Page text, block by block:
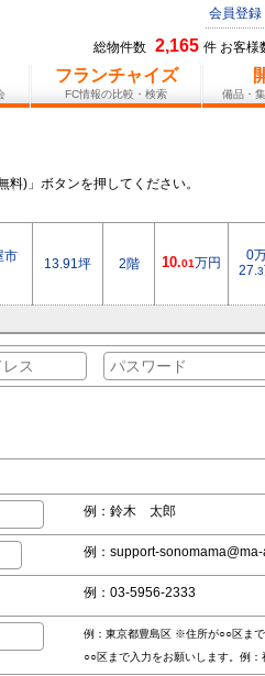
会員登録
総物件数 2,165 件 お客様
フランチャイズ
FC情報の比較・検索 備品・
)」ボタンを押してください。
市
13.91坪 2階 10.01万円
0
27.3
例：鈴木 太郎
例：support-
例：03-5956-2333
例：東京都豊島区 ※住所が○○区まで
○○区まで入力をお願いします。例